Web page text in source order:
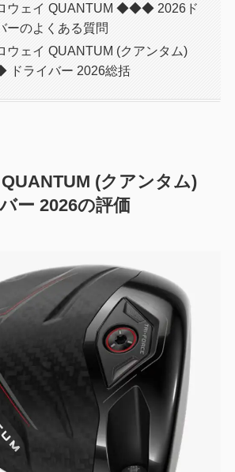
ウェイ QUANTUM ◆◆◆ 2026ド
ーのよくある質問
ウェイ QUANTUM (クアンタム)
ライバー 2026総括
(クアンタム)
2026の評価